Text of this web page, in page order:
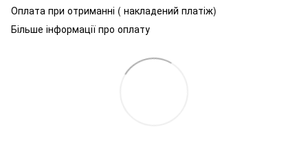
Оплата при отриманні ( накладений платіж)
Більше інформації про оплату